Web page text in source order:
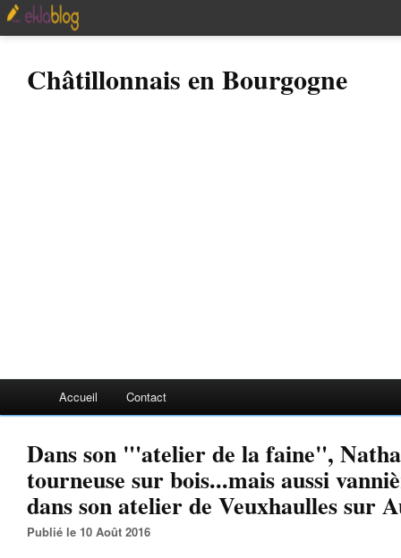
Châtillonnais en Bourgogne
Accueil Contact
Dans son "'atelier de la faine",
tourneuse sur bois...mais aussi
dans son atelier de Veuxhaulles sur
Publié le 10 Août 2016